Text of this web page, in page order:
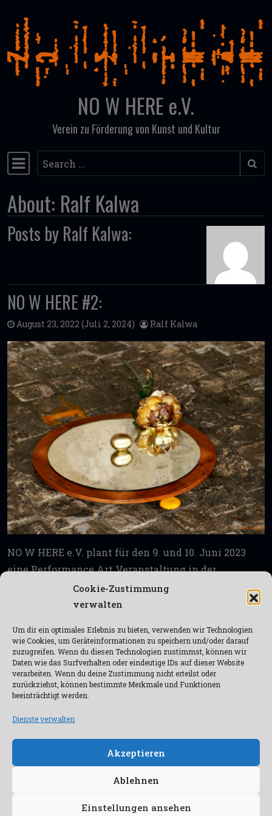
Cookie-Zustimmung
verwalten
Um dir ein optimales Erlebnis zu bieten, verwenden wir Technologien
wie Cookies, um Geräteinformationen zu speichern und/oder darauf
zuzugreifen. Wenn du diesen Technologien zustimmst, können wir
Daten wie das Surfverhalten oder eindeutige IDs auf dieser Website
verarbeiten. Wenn du deine Zustimmung nicht erteilst oder
zurückziehst, können bestimmte Merkmale und Funktionen
beeinträchtigt werden.
Dienste verwalten
Akzeptieren
Ablehnen
Einstellungen ansehen
Skip to content
NO W HERE e.V.
Verein zu Förderung von Kunst und Kultur
Main Navigation
Search
About: Ralf Kalwa
Posts by Ralf Kalwa:
NO W HERE #2:
August 23, 2022 (Juli 2, 2024) Ralf Kalwa
NO W HERE e.V. plant für den 9. und 10. Juni 2023
eine Performance Art Veranstaltung in der
Innenstadt von Goslar. Dies geschieht in
Zusammenarbeit mit dem Mach Mit! Haus Goslar.
Künstler*innen aus Australien, Thailand, Ungarn
und Deutschland eingeladen. Am 9. Juni wird es […]
Contemporary Art,Event,Festival,Goslar,Kunst
Performance Art
F
a
c
b
I
a
Copyright ©2026NO W HERE e.V. :Verein zu Förderung von